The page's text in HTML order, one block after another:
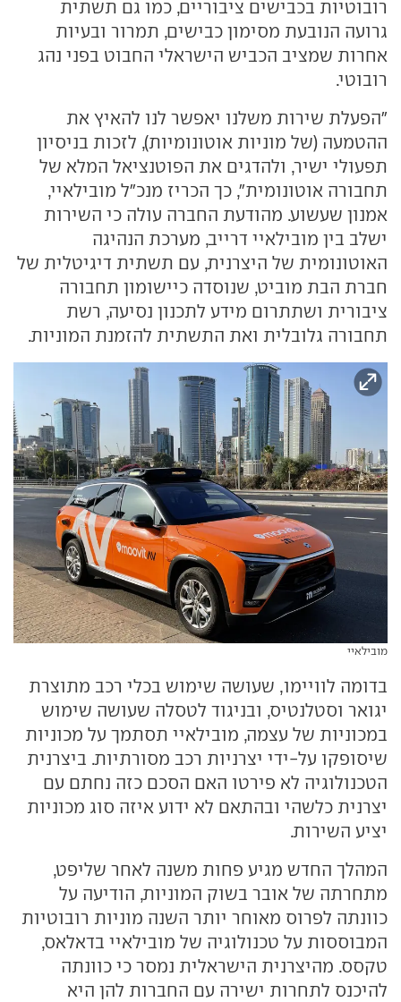
רובוטיות בכבישים ציבוריים, כמו גם תשתית
גרועה הנובעת מסימון כבישים, תמרור ובעיות
אחרות שמציב הכביש הישראלי החבוט בפני נהג
רובוטי.
"הפעלת שירות משלנו יאפשר לנו להאיץ את
ההטמעה (של מוניות אוטונומיות), לזכות בניסיון
תפעולי ישיר, ולהדגים את הפוטנציאל המלא של
תחבורה אוטונומית", כך הכריז מנכ"ל מובילאיי,
אמנון שעשוע. מהודעת החברה עולה כי השירות
ישלב בין מובילאיי דרייב, מערכת הנהיגה
האוטונומית של היצרנית, עם תשתית דיגיטלית של
חברת הבת מוביט, שנוסדה כיישומון תחבורה
ציבורית ושתתרום מידע לתכנון נסיעה, רשת
תחבורה גלובלית ואת התשתית להזמנת המוניות.
מובילאיי
בדומה לוויימו, שעושה שימוש בכלי רכב מתוצרת
יגואר וסטלנטיס, ובניגוד לטסלה שעושה שימוש
במכוניות של עצמה, מובילאיי תסתמך על מכוניות
שיסופקו על-ידי יצרניות רכב מסורתיות. ביצרנית
הטכנולוגיה לא פירטו האם הסכם כזה נחתם עם
יצרנית כלשהי ובהתאם לא ידוע איזה סוג מכוניות
יציע השירות.
המהלך החדש מגיע פחות משנה לאחר שליפט,
מתחרתה של אובר בשוק המוניות, הודיעה על
כוונתה לפרוס מאוחר יותר השנה מוניות רובוטיות
המבוססות על טכנולוגיה של מובילאיי בדאלאס,
טקסס. מהיצרנית הישראלית נמסר כי כוונתה
להיכנס לתחרות ישירה עם החברות להן היא